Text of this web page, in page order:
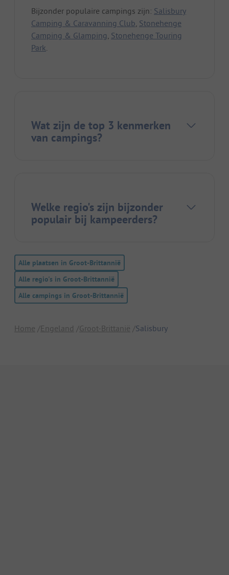
Bijzonder populaire campings zijn: Salisbury
Camping & Caravanning Club, Stonehenge
Camping & Glamping, Stonehenge Touring
Park.
Wat zijn de top 3 kenmerken
van campings?
Welke regio's zijn bijzonder
populair bij kampeerders?
Alle plaatsen in Groot-Brittannië
Alle regio's in Groot-Brittannië
Alle campings in Groot-Brittannië
Home Engeland Groot-Brittanië Salisbury